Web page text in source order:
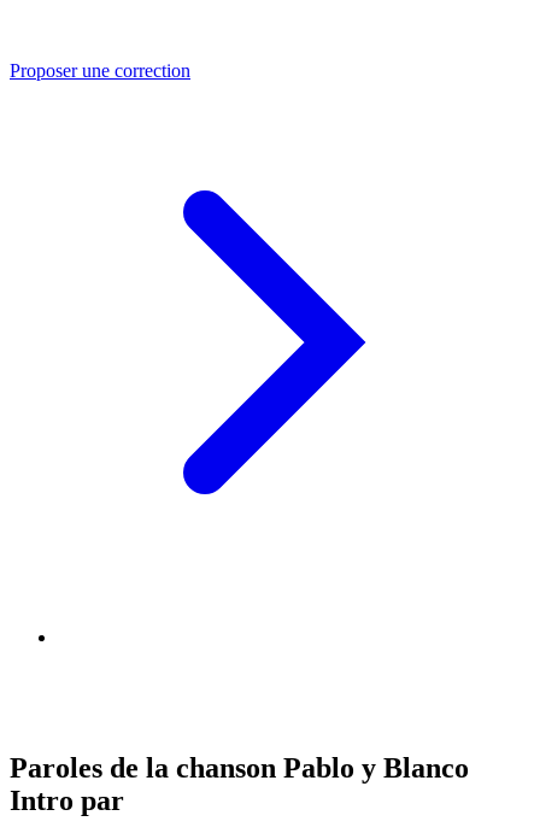
Proposer une correction
Paroles de la chanson Pablo y Blanco
Intro par